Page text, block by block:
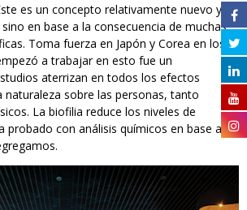
es un concepto relativamente nuevo y no
en base a la consecuencia de muchas
Toma fuerza en Japón y Corea en los
a trabajar en esto fue un
aterrizan en todos los efectos
naturaleza sobre las personas, tanto
La biofilia reduce los niveles de
probado con análisis químicos en base a